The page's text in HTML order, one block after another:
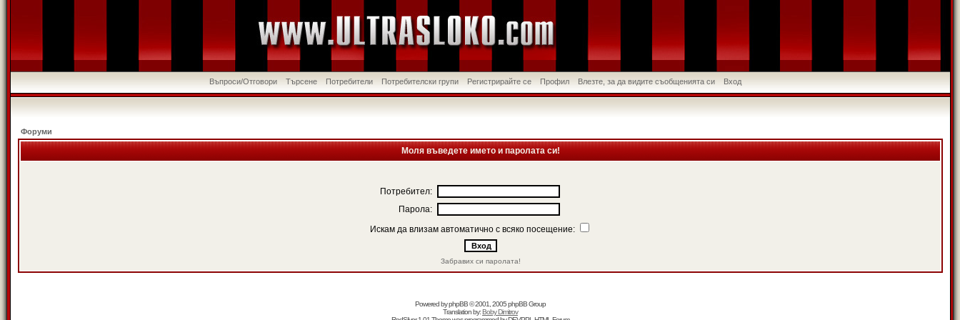
Въпроси/Отговори Търсене Потребители Потребителски групи Регистрирайте се Профил Влезте, за да видите съобщенията си Вход
Форуми
Моля въведете името и паролата си!
Потребител:
Парола:
Искам да влизам автоматично с всяко посещение:
Забравих си паролата!
Powered byphpBB© 2001, 2005 phpBB Group
Translation by:Boby Dimitrov